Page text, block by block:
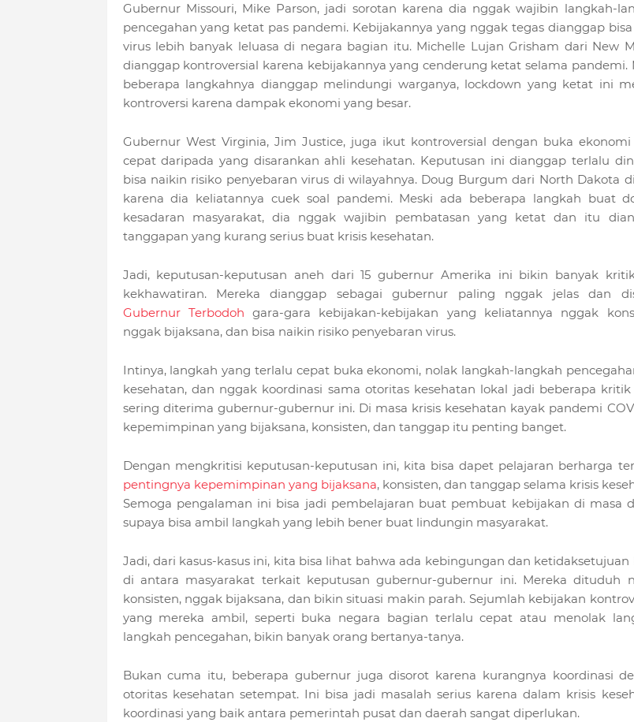
Gubernur Missouri, Mike Parson, jadi sorotan karena dia nggak wajibin langkah-
pencegahan yang ketat pas pandemi. Kebijakannya yang nggak tegas dianggap
virus lebih banyak leluasa di negara bagian itu. Michelle Lujan Grisham dari New
dianggap kontroversial karena kebijakannya yang cenderung ketat selama pandemi.
beberapa langkahnya dianggap melindungi warganya, lockdown yang ketat ini
kontroversi karena dampak ekonomi yang besar.
Gubernur West Virginia, Jim Justice, juga ikut kontroversial dengan buka
cepat daripada yang disarankan ahli kesehatan. Keputusan ini dianggap terlalu
bisa naikin risiko penyebaran virus di wilayahnya. Doug Burgum dari North Dakota
karena dia keliatannya cuek soal pandemi. Meski ada beberapa langkah buat
kesadaran masyarakat, dia nggak wajibin pembatasan yang ketat dan itu
tanggapan yang kurang serius buat krisis kesehatan.
Jadi, keputusan-keputusan aneh dari 15 gubernur Amerika ini bikin banyak
kekhawatiran. Mereka dianggap sebagai gubernur paling nggak jelas dan
Gubernur Terbodoh gara-gara kebijakan-kebijakan yang keliatannya nggak
nggak bijaksana, dan bisa naikin risiko penyebaran virus.
Intinya, langkah yang terlalu cepat buka ekonomi, nolak langkah-langkah
kesehatan, dan nggak koordinasi sama otoritas kesehatan lokal jadi beberapa
sering diterima gubernur-gubernur ini. Di masa krisis kesehatan kayak pandemi
kepemimpinan yang bijaksana, konsisten, dan tanggap itu penting banget.
Dengan mengkritisi keputusan-keputusan ini, kita bisa dapet pelajaran berharga
pentingnya kepemimpinan yang bijaksana, konsisten, dan tanggap selama krisis
Semoga pengalaman ini bisa jadi pembelajaran buat pembuat kebijakan di masa
supaya bisa ambil langkah yang lebih bener buat lindungin masyarakat.
Jadi, dari kasus-kasus ini, kita bisa lihat bahwa ada kebingungan dan ketidaksetujuan
di antara masyarakat terkait keputusan gubernur-gubernur ini. Mereka dituduh
konsisten, nggak bijaksana, dan bikin situasi makin parah. Sejumlah kebijakan
yang mereka ambil, seperti buka negara bagian terlalu cepat atau menolak
langkah pencegahan, bikin banyak orang bertanya-tanya.
Bukan cuma itu, beberapa gubernur juga disorot karena kurangnya koordinasi
otoritas kesehatan setempat. Ini bisa jadi masalah serius karena dalam krisis
koordinasi yang baik antara pemerintah pusat dan daerah sangat diperlukan.